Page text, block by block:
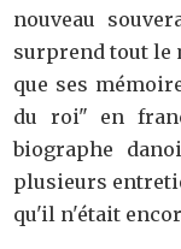
nouveau
surprend tout le
que ses
du roi" en
biographe
plusieurs
qu'il n'était